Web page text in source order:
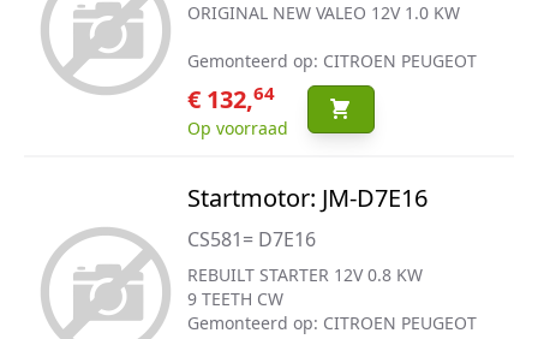
ORIGINAL NEW VALEO 12V 1.0 KW
Gemonteerd op: CITROEN PEUGEOT
€ 132,64
Op voorraad
Startmotor: JM-D7E16
CS581= D7E16
REBUILT STARTER 12V 0.8 KW
9 TEETH CW
Gemonteerd op: CITROEN PEUGEOT